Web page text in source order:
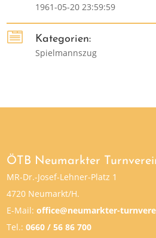
1961-05-20 23:59:59

Kategorien:
Spielmannszug
ÖTB Neumarkter
MR-Dr.-Josef-Lehner-Platz 1
4720 Neumarkt/H.
E-Mail:office@neumarkter-
Tel.:0660 / 56 86 700